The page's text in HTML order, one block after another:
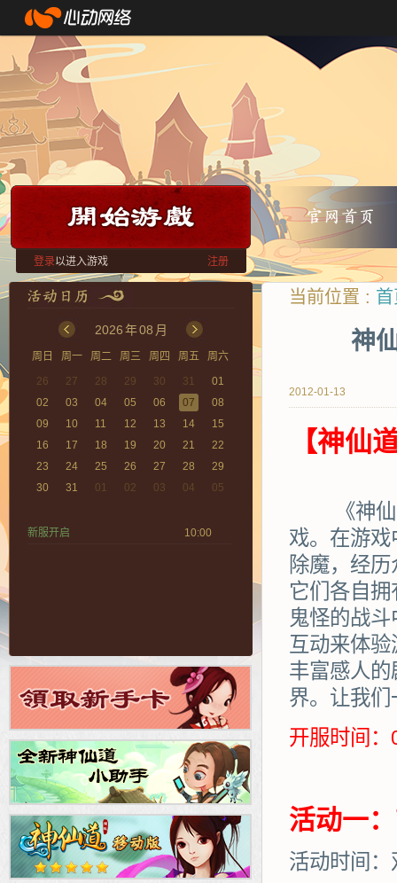
登录以进入游戏 注册
2026年08 月
周日 周一 周二 周三 周四 周五
周六
26
27 28 29 30 31
01
02
03 04 05 06 07
08
09
10 11 12 13 14
15
16
17 18 19 20 21
22
23
24 25 26 27 28
29
30
31 01 02 03 04 05
新服开启 10:00
当前位置 :
神
2012-01-13
【神仙
《神仙道
戏。在游
除魔，经
它们各自
鬼怪的战
互动来体
丰富感人
界。让我们
开服时间
活动一
活动时间